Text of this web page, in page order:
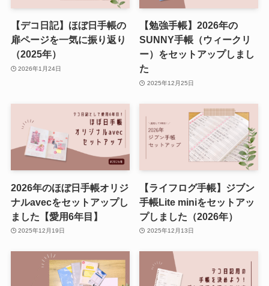
【デコ日記】ほぼ日手帳の
扉ページを一気に振り返り
（2025年）
2026年1月24日
【勉強手帳】2026年の
SUNNY手帳（ウィークリ
ー）をセットアップしまし
た
2025年12月25日
2026年のほぼ日手帳オリジ
ナルavecをセットアップし
ました【愛用6年目】
2025年12月19日
【ライフログ手帳】ジブン
手帳Lite miniをセットアッ
プしました（2026年）
2025年12月13日